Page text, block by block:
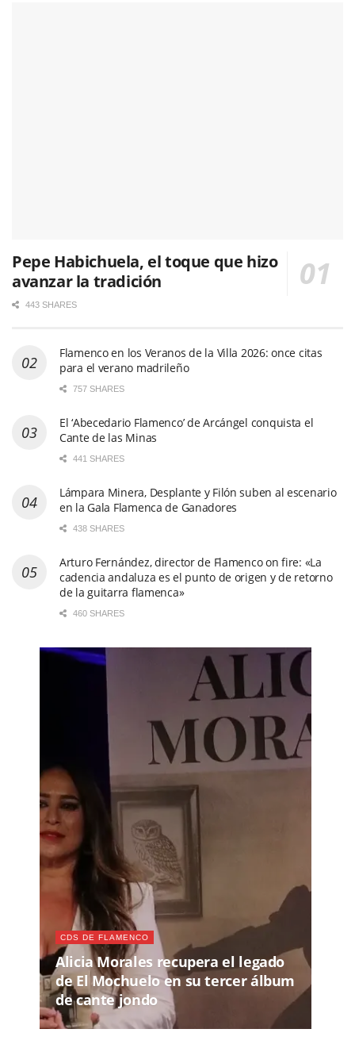
Pepe Habichuela, el toque que hizo
avanzar la tradición
443 SHARES
Flamenco en los Veranos de la Villa 2026: once citas
para el verano madrileño
757 SHARES
El ‘Abecedario Flamenco’ de Arcángel conquista el
Cante de las Minas
441 SHARES
Lámpara Minera, Desplante y Filón suben al escenario
en la Gala Flamenca de Ganadores
438 SHARES
Arturo Fernández, director de Flamenco on fire: «La
cadencia andaluza es el punto de origen y de retorno
de la guitarra flamenca»
460 SHARES
CDS DE FLAMENCO
Alicia Morales recupera el legado
de El Mochuelo en su tercer álbum
de cante jondo